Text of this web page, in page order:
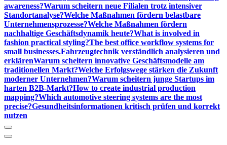
awareness?Warum scheitern neue Filialen trotz intensiver
Standortanalyse?Welche Maßnahmen fördern belastbare
Unternehmensprozesse?Welche Maßnahmen fördern
nachhaltige Geschäftsdynamik heute?What is involved in
fashion practical styling?The best office workflow systems for
small businesses.Fahrzeugtechnik verständlich analysieren und
erklärenWarum scheitern innovative Geschäftsmodelle am
traditionellen Markt?Welche Erfolgswege stärken die Zukunft
moderner Unternehmen?Warum scheitern junge Startups im
harten B2B-Markt?How to create industrial production
mapping?Which automotive steering systems are the most
precise?Gesundheitsinformationen kritisch prüfen und korrekt
nutzen